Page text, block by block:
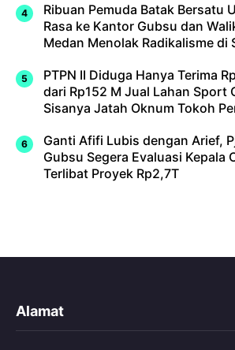
Ribuan Pemuda Batak Bersatu
Rasa ke Kantor Gubsu dan
Medan Menolak Radikalisme di
PTPN II Diduga Hanya Terima
dari Rp152 M Jual Lahan Sport
Sisanya Jatah Oknum Tokoh
Ganti Afifi Lubis dengan Arief,
Gubsu Segera Evaluasi Kepala
Terlibat Proyek Rp2,7T
Alamat